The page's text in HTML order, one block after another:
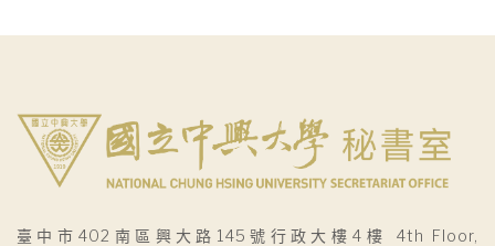
臺中市402南區興大路145號行政大樓4樓 4th Floor,